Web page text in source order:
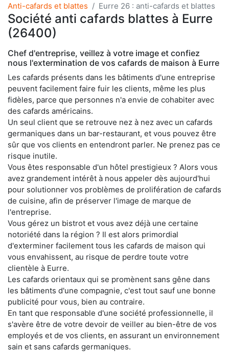
Anti-cafards et blattes Eurre 26 : anti-cafards et blattes
Société anti cafards blattes à Eurre
(26400)
Chef d'entreprise, veillez à votre image et confiez
nous l'extermination de vos cafards de maison à Eurre
Les cafards présents dans les bâtiments d'une entreprise
peuvent facilement faire fuir les clients, même les plus
fidèles, parce que personnes n'a envie de cohabiter avec
des cafards américains.
Un seul client que se retrouve nez à nez avec un cafards
germaniques dans un bar-restaurant, et vous pouvez être
sûr que vos clients en entendront parler. Ne prenez pas ce
risque inutile.
Vous êtes responsable d'un hôtel prestigieux ? Alors vous
avez grandement intérêt à nous appeler dès aujourd'hui
pour solutionner vos problèmes de prolifération de cafards
de cuisine, afin de préserver l'image de marque de
l'entreprise.
Vous gérez un bistrot et vous avez déjà une certaine
notoriété dans la région ? Il est alors primordial
d'exterminer facilement tous les cafards de maison qui
vous envahissent, au risque de perdre toute votre
clientèle à Eurre.
Les cafards orientaux qui se promènent sans gêne dans
les bâtiments d'une compagnie, c'est tout sauf une bonne
publicité pour vous, bien au contraire.
En tant que responsable d'une société professionnelle, il
s'avère être de votre devoir de veiller au bien-être de vos
employés et de vos clients, en assurant un environnement
sain et sans cafards germaniques.